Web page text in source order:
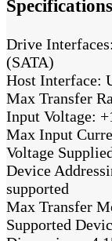
Specifications
Drive
(SATA)
Host Interface:
Max Transfer
Input Voltage:
Max Input
Voltage
Device
supported
Max Transfer
Supported